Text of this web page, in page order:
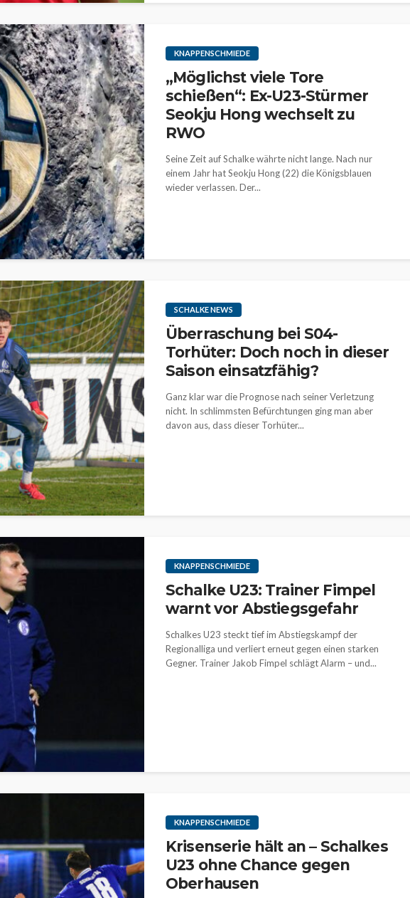
KNAPPENSCHMIEDE
„Möglichst viele Tore
schießen“: Ex-U23-Stürmer
Seokju Hong wechselt zu
RWO
Seine Zeit auf Schalke währte nicht lange. Nach nur
einem Jahr hat Seokju Hong (22) die Königsblauen
wieder verlassen. Der...
SCHALKE NEWS
Überraschung bei S04-
Torhüter: Doch noch in dieser
Saison einsatzfähig?
Ganz klar war die Prognose nach seiner Verletzung
nicht. In schlimmsten Befürchtungen ging man aber
davon aus, dass dieser Torhüter...
KNAPPENSCHMIEDE
Schalke U23: Trainer Fimpel
warnt vor Abstiegsgefahr
Schalkes U23 steckt tief im Abstiegskampf der
Regionalliga und verliert erneut gegen einen starken
Gegner. Trainer Jakob Fimpel schlägt Alarm – und...
KNAPPENSCHMIEDE
Krisenserie hält an – Schalkes
U23 ohne Chance gegen
Oberhausen